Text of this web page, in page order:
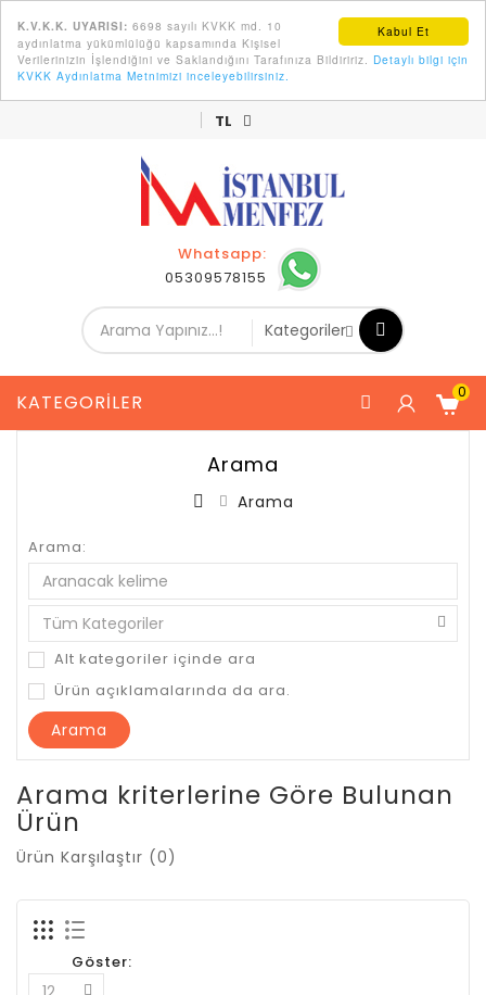
Kabul Et
K.V.K.K. UYARISI: 6698 sayılı KVKK md. 10
aydınlatma yükümlülüğü kapsamında Kişisel
Verilerinizin İşlendiğini ve Saklandığını Tarafınıza Bildiririz. Detaylı bilgi için
KVKK Aydınlatma Metnimizi inceleyebilirsiniz.
Ürünlerimiz Kendi İmalatımızdır.
TL
Whatsapp:
05309578155
KATEGORILER 0
Arama
Arama
Arama:
Alt kategoriler içinde ara
Ürün açıklamalarında da ara.
Arama kriterlerine Göre Bulunan
Ürün
Ürün Karşılaştır (0)
Göster: